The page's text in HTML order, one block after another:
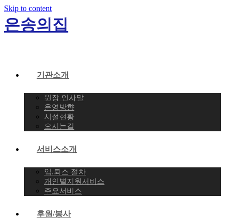
Skip to content
은송의집
기관소개
원장 인사말
운영방향
시설현황
오시는길
서비스소개
입.퇴소 절차
개인별지원서비스
주요서비스
후원/봉사